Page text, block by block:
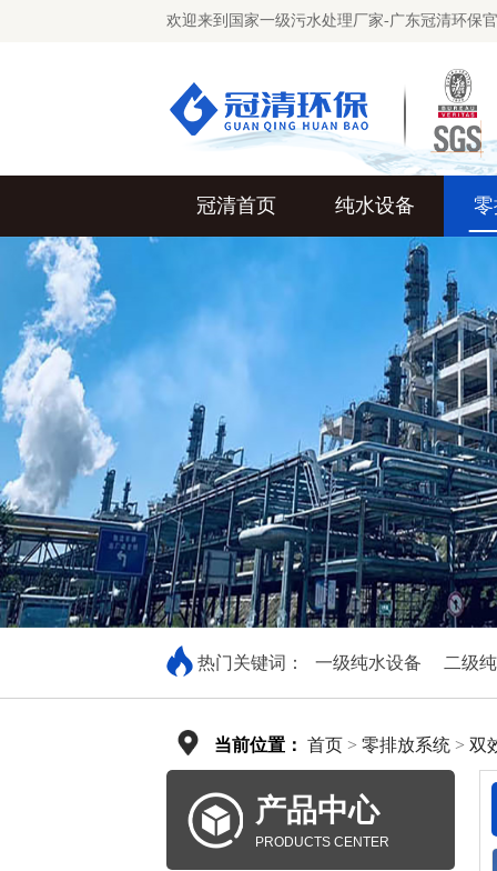
欢迎来到国家一级污水处理厂家-广东冠清环保
冠清首页 纯水设备
热门关键词： 一级纯水设备 二级
当前位置： 首页 > 零排放系统 > 双
产品中心
PRODUCTS CENTER